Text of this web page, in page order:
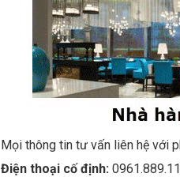
Mọi thông tin tư vấn liên hệ với
Điện thoại cố định: